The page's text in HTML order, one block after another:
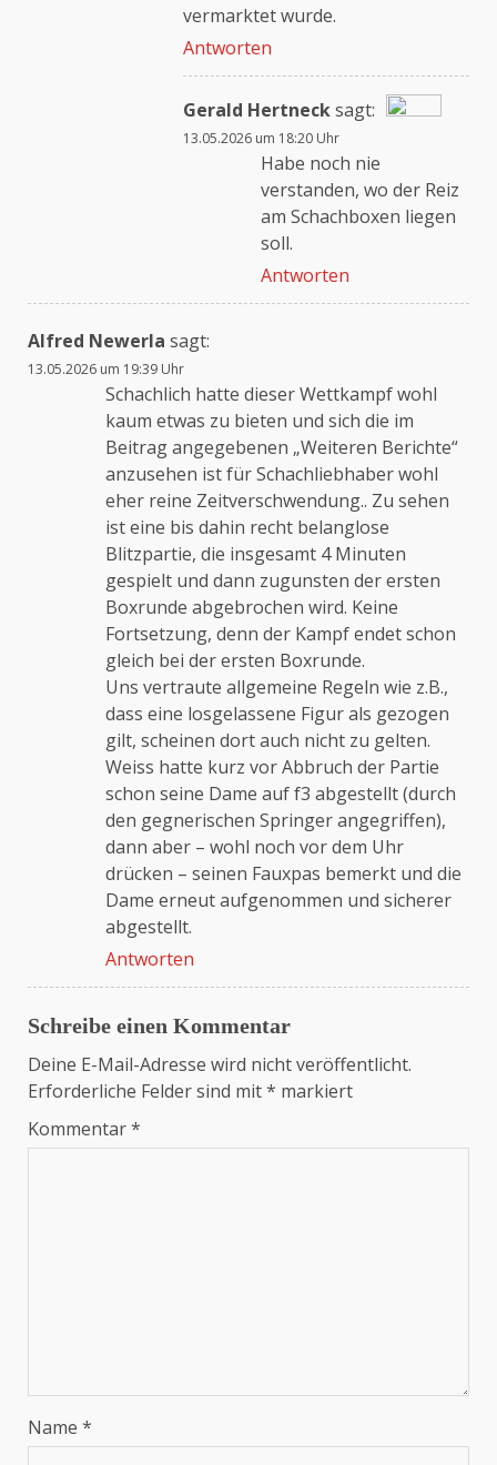
vermarktet wurde.
Antworten
Gerald Hertnecksagt:
Das „Echte-Person“-
Abzeichen!
Anti-Spam von CleanTalk
13.05.2026 um 18:20 Uhr
Habe noch nie
verstanden, wo der Reiz
am Schachboxen liegen
soll.
Antworten
Alfred Newerla sagt:
13.05.2026 um 19:39 Uhr
Schachlich hatte dieser Wettkampf wohl
kaum etwas zu bieten und sich die im
Beitrag angegebenen „Weiteren Berichte“
anzusehen ist für Schachliebhaber wohl
eher reine Zeitverschwendung.. Zu sehen
ist eine bis dahin recht belanglose
Blitzpartie, die insgesamt 4 Minuten
gespielt und dann zugunsten der ersten
Boxrunde abgebrochen wird. Keine
Fortsetzung, denn der Kampf endet schon
gleich bei der ersten Boxrunde.
Uns vertraute allgemeine Regeln wie z.B.,
dass eine losgelassene Figur als gezogen
gilt, scheinen dort auch nicht zu gelten.
Weiss hatte kurz vor Abbruch der Partie
schon seine Dame auf f3 abgestellt (durch
den gegnerischen Springer angegriffen),
dann aber – wohl noch vor dem Uhr
drücken – seinen Fauxpas bemerkt und die
Dame erneut aufgenommen und sicherer
abgestellt.
Antworten
Schreibe einen Kommentar
Deine E-Mail-Adresse wird nicht veröffentlicht.
Erforderliche Felder sind mit* markiert
Kommentar*
Name *